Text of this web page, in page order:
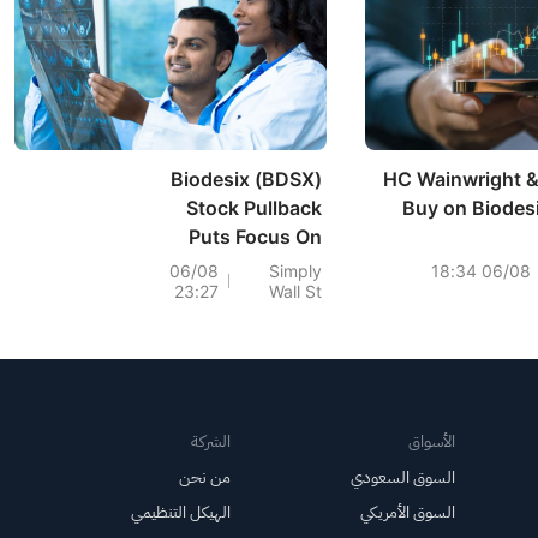
HC Wainwright
Buy on
06/08 18:34
Biodesix (BDSX)
Stock Pullback
Puts Focus On
Losses Despite
Stronger Margins
Simply
Wall St
06/08
23:27
الأسواق
السوق السعودي
السوق الأمريكي
الشركة
من نحن
الهيكل التنظيمي